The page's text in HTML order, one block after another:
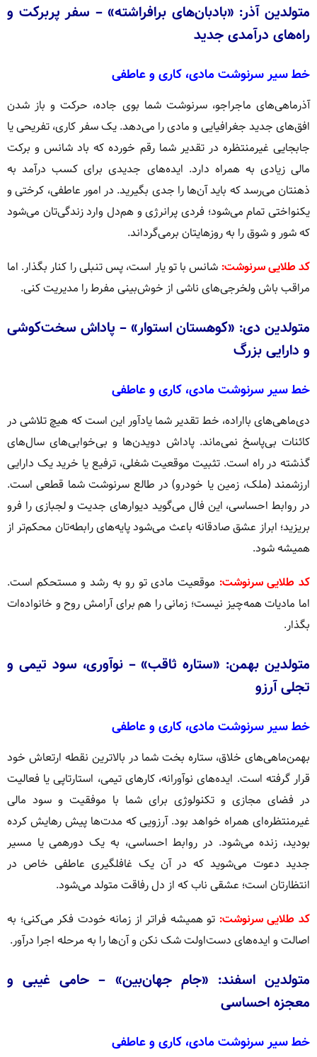
متولدین آذر: «بادبان‌های برافراشته» – سفر پربرکت و
راه‌های درآمدی جدید
خط سیر سرنوشت مادی، کاری و عاطفی
آذرماهی‌های ماجراجو، سرنوشت شما بوی جاده، حرکت و باز شدن
افق‌های جدید جغرافیایی و مادی را می‌دهد. یک سفر کاری، تفریحی یا
جابجایی غیرمنتظره در تقدیر شما رقم خورده که باد شانس و برکت
مالی زیادی به همراه دارد. ایده‌های جدیدی برای کسب درآمد به
ذهنتان می‌رسد که باید آن‌ها را جدی بگیرید. در امور عاطفی، کرختی و
یکنواختی تمام می‌شود؛ فردی پرانرژی و هم‌دل وارد زندگی‌تان می‌شود
که شور و شوق را به روزهایتان برمی‌گرداند.
کد طلایی سرنوشت: شانس با تو یار است، پس تنبلی را کنار بگذار. اما
مراقب باش ولخرجی‌های ناشی از خوش‌بینی مفرط را مدیریت کنی.
متولدین دی: «کوهستان استوار» – پاداش سخت‌کوشی
و دارایی بزرگ
خط سیر سرنوشت مادی، کاری و عاطفی
دی‌ماهی‌های بااراده، خط تقدیر شما یادآور این است که هیچ تلاشی در
کائنات بی‌پاسخ نمی‌ماند. پاداش دویدن‌ها و بی‌خوابی‌های سال‌های
گذشته در راه است. تثبیت موقعیت شغلی، ترفیع یا خرید یک دارایی
ارزشمند (ملک، زمین یا خودرو) در طالع سرنوشت شما قطعی است.
در روابط احساسی، این فال می‌گوید دیوارهای جدیت و لجبازی را فرو
بریزید؛ ابراز عشق صادقانه باعث می‌شود پایه‌های رابطه‌تان محکم‌تر از
همیشه شود.
کد طلایی سرنوشت: موقعیت مادی تو رو به رشد و مستحکم است.
اما مادیات همه‌چیز نیست؛ زمانی را هم برای آرامش روح و خانواده‌ات
بگذار.
متولدین بهمن: «ستاره ثاقب» – نوآوری، سود تیمی و
تجلی آرزو
خط سیر سرنوشت مادی، کاری و عاطفی
بهمن‌ماهی‌های خلاق، ستاره بخت شما در بالاترین نقطه ارتعاش خود
قرار گرفته است. ایده‌های نوآورانه، کارهای تیمی، استارتاپی یا فعالیت
در فضای مجازی و تکنولوژی برای شما با موفقیت و سود مالی
غیرمنتظره‌ای همراه خواهد بود. آرزویی که مدت‌ها پیش رهایش کرده
بودید، زنده می‌شود. در روابط احساسی، به یک دورهمی یا مسیر
جدید دعوت می‌شوید که در آن یک غافلگیری عاطفی خاص در
انتظارتان است؛ عشقی ناب که از دل رفاقت متولد می‌شود.
کد طلایی سرنوشت: تو همیشه فراتر از زمانه خودت فکر می‌کنی؛ به
اصالت و ایده‌های دست‌اولت شک نکن و آن‌ها را به مرحله اجرا درآور.
متولدین اسفند: «جام جهان‌بین» – حامی غیبی و
معجزه احساسی
خط سیر سرنوشت مادی، کاری و عاطفی